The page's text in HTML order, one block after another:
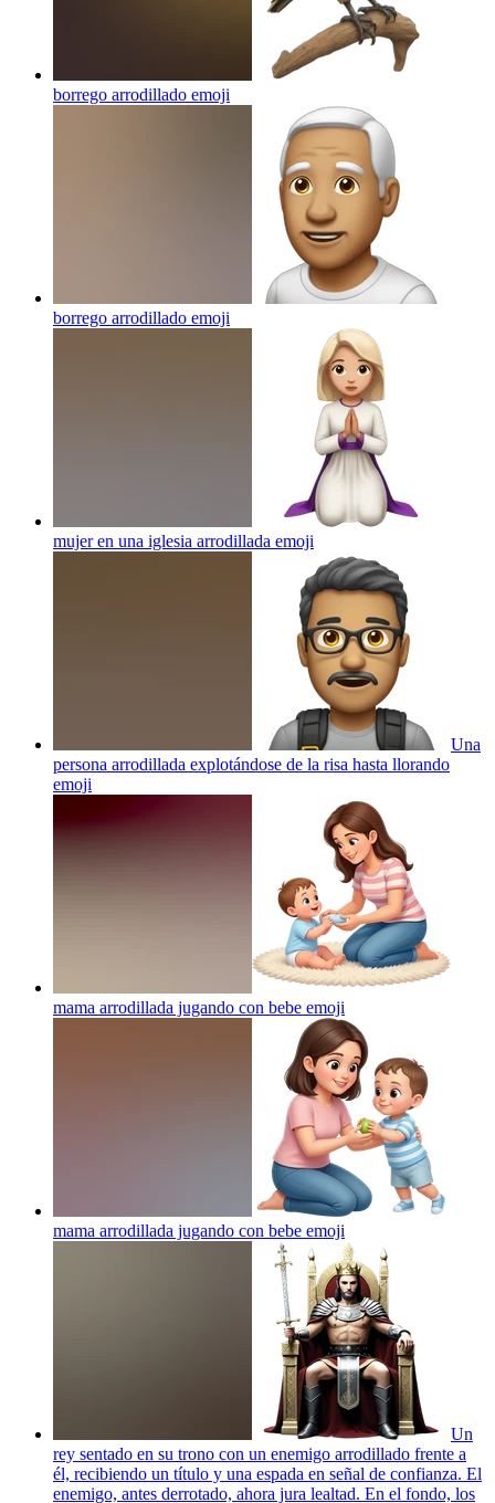
borrego arrodillado emoji
borrego arrodillado emoji
mujer en una iglesia arrodillada emoji
Una
persona arrodillada explotándose de la risa hasta llorando
emoji
mama arrodillada jugando con bebe emoji
mama arrodillada jugando con bebe emoji
Un
rey sentado en su trono con un enemigo arrodillado frente a
él, recibiendo un título y una espada en señal de confianza. El
enemigo, antes derrotado, ahora jura lealtad. En el fondo, los